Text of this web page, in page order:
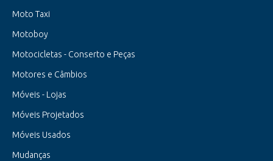
Moto Taxi
Motoboy
Motocicletas - Conserto e Peças
Motores e Câmbios
Móveis - Lojas
Móveis Projetados
Móveis Usados
Mudanças